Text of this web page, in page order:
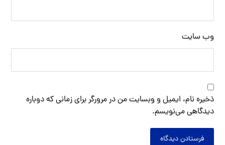
وب‌ سایت
ذخیره نام، ایمیل و وبسایت من در مرورگر برای زمانی که دوباره
دیدگاهی می‌نویسم.
فرستادن دیدگاه